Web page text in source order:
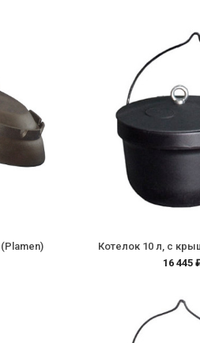
Котелок 10 л, с
16 445